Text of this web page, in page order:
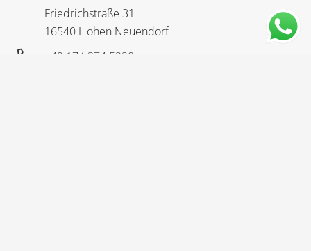
Friedrichstraße 31
16540 Hohen Neuendorf
+49 174 374 5220